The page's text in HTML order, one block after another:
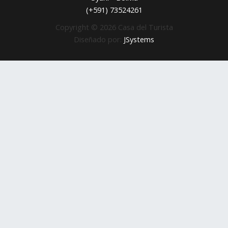
(+591) 73524261
Copyright © 2026 Casa del Turista
Diseñado por: JSystems